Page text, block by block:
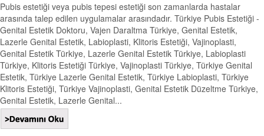
Pubis estetiği veya pubis tepesi estetiği son zamanlarda hastalar
arasında talep edilen uygulamalar arasındadır. Türkiye Pubis Estetiği -
Genital Estetik Doktoru, Vajen Daraltma Türkiye, Genital Estetik,
Lazerle Genital Estetik, Labioplasti, Klitoris Estetiği, Vajinoplasti,
Genital Estetik Türkiye, Lazerle Genital Estetik Türkiye, Labioplasti
Türkiye, Klitoris Estetiği Türkiye, Vajinoplasti Türkiye, Türkiye Genital
Estetik, Türkiye Lazerle Genital Estetik, Türkiye Labioplasti, Türkiye
Klitoris Estetiği, Türkiye Vajinoplasti, Genital Estetik Düzeltme Türkiye,
Genital Estetik, Lazerle Genital...